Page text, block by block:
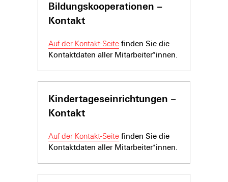
Bildungskooperationen –
Kontakt
Auf der Kontakt-Seite finden Sie die
Kontaktdaten aller Mitarbeiter*innen.
Kindertageseinrich­tungen –
Kontakt
Auf der Kontakt-Seite finden Sie die
Kontaktdaten aller Mitarbeiter*innen.